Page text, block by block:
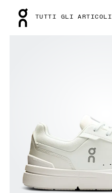
TUTTI GLI ARTICOLI